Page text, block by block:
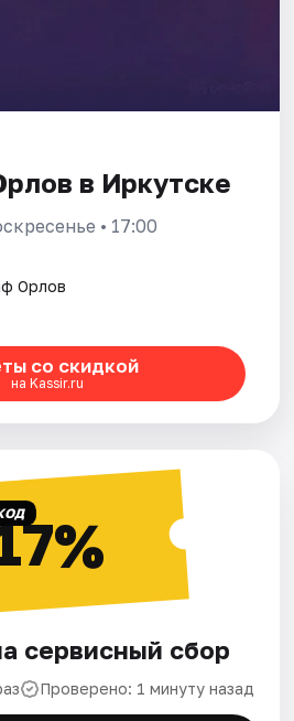
в Иркутске
• 17:00
Орлов
со скидкой
на Kassir.ru
сервисный сбор
Проверено: 1 минуту назад